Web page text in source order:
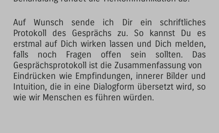
Auf Wunsch sende ich Dir ein schriftliches
Protokoll des Gesprächs zu. So kannst Du es
erstmal auf Dich wirken lassen und Dich melden,
falls noch Fragen offen sein sollten. Das
Gesprächsprotokoll ist die Zusammenfassung von
Eindrücken wie Empfindungen, innerer Bilder und
Intuition, die in eine Dialogform übersetzt wird, so
wie wir Menschen es führen würden.